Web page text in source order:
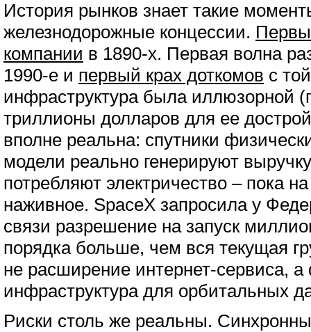
История рынков знает такие
железнодорожные концессии.
компании в 1890-х. Первая волна
1990-е и первый крах доткомов с
инфраструктура была иллюзорной
триллионы долларов для ее
вполне реальна: спутники
модели реально генерируют
потребляют электричество – пока
наживное. SpaceX запросила у
связи разрешение на запуск
порядка больше, чем вся текущая
не расширение интернет-сервиса, а
инфраструктура для орбитальных
Риски столь же реальны.